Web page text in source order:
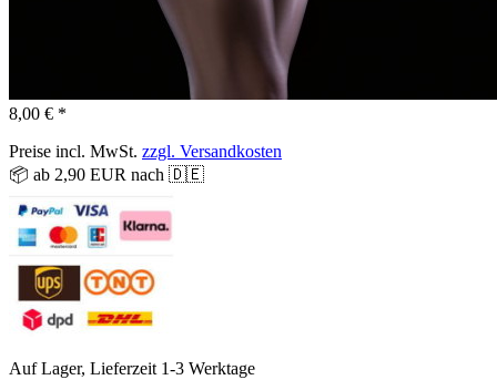
8,00 € *
Preise incl. MwSt. zzgl. Versandkosten
📦 ab 2,90 EUR nach 🇩🇪
Auf Lager, Lieferzeit 1-3 Werktage